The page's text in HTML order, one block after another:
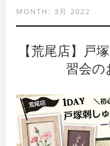
商品紹介
イベント
ワークショップ
MONTH: 3月 2022
【荒尾店】戸
習会の